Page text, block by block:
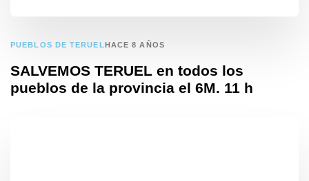
PUEBLOS DE TERUELHACE 8 AÑOS
SALVEMOS TERUEL en todos los
pueblos de la provincia el 6M. 11 h